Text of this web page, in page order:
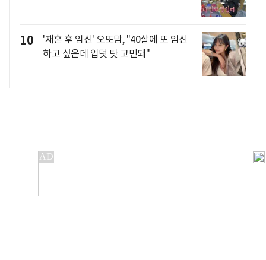
10
'재혼 후 임신' 오또맘, "40살에 또 임신
하고 싶은데 입덧 탓 고민돼"